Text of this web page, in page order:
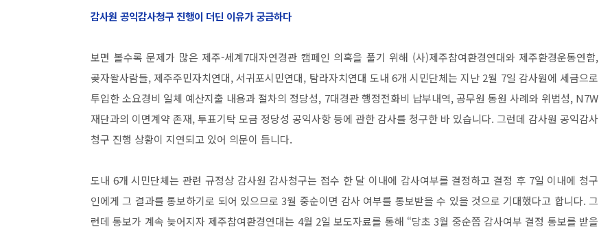
감사원 공익감사청구 진행이 더딘 이유가 궁금하다
보면 볼수록 문제가 많은 제주-세계7대자연경관 캠페인 의혹을 풀기 위해 (사)제주참여환경연대와 제주환경운동연합,
곶자왈사람들, 제주주민자치연대, 서귀포시민연대, 탐라자치연대 도내 6개 시민단체는 지난 2월 7일 감사원에 세금으로
투입한 소요경비 일체 예산지출 내용과 절차의 정당성, 7대경관 행정전화비 납부내역, 공무원 동원 사례와 위법성, N7W
재단과의 이면계약 존재, 투표기탁 모금 정당성 공익사항 등에 관한 감사를 청구한 바 있습니다. 그런데 감사원 공익감사
청구 진행 상황이 지연되고 있어 의문이 듭니다.
도내 6개 시민단체는 관련 규정상 감사원 감사청구는 접수 한 달 이내에 감사여부를 결정하고 결정 후 7일 이내에 청구
인에게 그 결과를 통보하기로 되어 있으므로 3월 중순이면 감사 여부를 통보받을 수 있을 것으로 기대했다고 합니다. 그
런데 통보가 계속 늦어지자 제주참여환경연대는 4월 2일 보도자료를 통해 “당초 3월 중순쯤 감사여부 결정 통보를 받을